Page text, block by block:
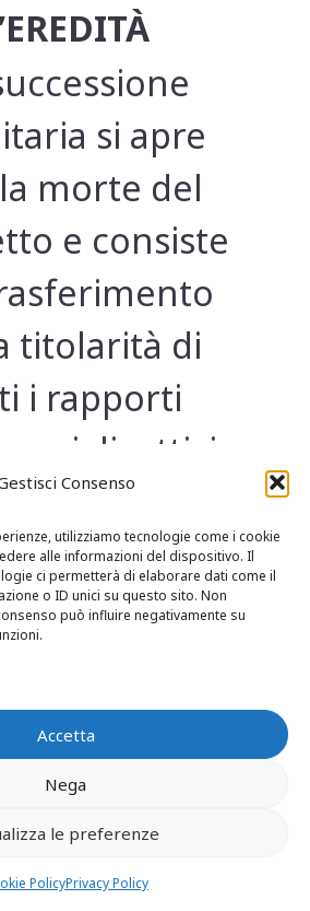
Consenso
utilizziamo tecnologie come i cookie
alle informazioni del dispositivo. Il
ci permetterà di elaborare dati come il
o ID unici su questo sito. Non
può influire negativamente su
Accetta
Nega
le preferenze
PolicyPrivacy Policy
si apre
morte del
e consiste
titolarità di
i rapporti
attivi
agli eredi.
modo gli
subentrano
utilità sia
del
di